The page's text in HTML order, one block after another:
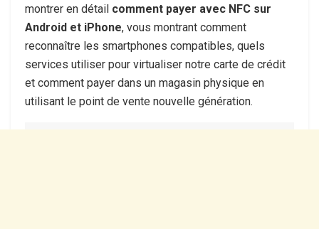
montrer en détail comment payer avec NFC sur
Android et iPhone, vous montrant comment
reconnaître les smartphones compatibles, quels
services utiliser pour virtualiser notre carte de crédit
et comment payer dans un magasin physique en
utilisant le point de vente nouvelle génération.